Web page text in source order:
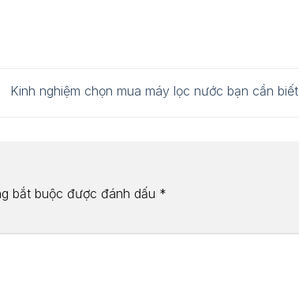
Kinh nghiệm chọn mua máy lọc nước bạn cần biết
bắt buộc được đánh dấu *